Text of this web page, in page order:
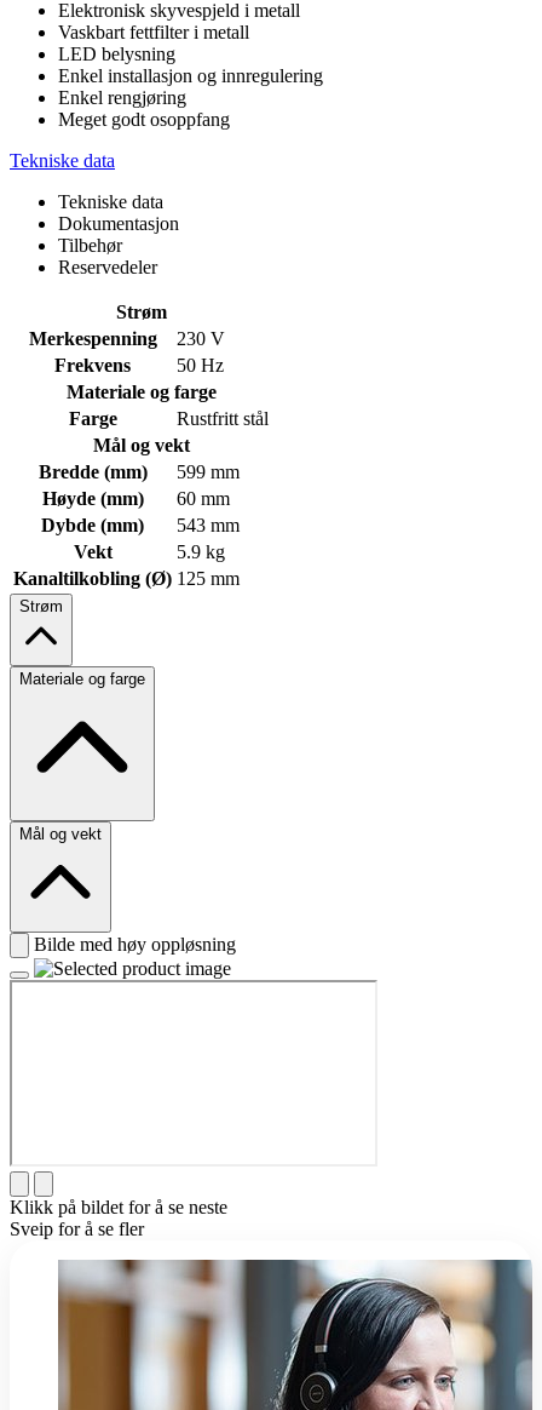
Elektronisk skyvespjeld i metall
Vaskbart fettfilter i metall
LED belysning
Enkel installasjon og innregulering
Enkel rengjøring
Meget godt osoppfang
Tekniske data
Tekniske data
Dokumentasjon
Tilbehør
Reservedeler
Strøm
Merkespenning
230 V
Frekvens
50 Hz
Materiale og farge
Farge
Rustfritt stål
Mål og vekt
Bredde (mm)
599 mm
Høyde (mm)
60 mm
Dybde (mm)
543 mm
Vekt
5.9 kg
Kanaltilkobling (Ø) 125 mm
Strøm
Materiale og farge
Mål og vekt
Bilde med høy oppløsning
Klikk på bildet for å se neste
Sveip for å se fler